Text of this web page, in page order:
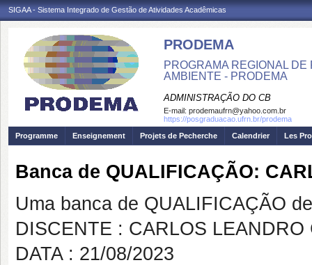
SIGAA - Sistema Integrado de Gestão de Atividades Acadêmicas
PRODEMA
PROGRAMA REGIONAL
AMBIENTE - PRODEMA
ADMINISTRAÇÃO DO CB
E-mail: prodemaufrn@yahoo.com.br
https://posgraduacao.ufrn.br/prodema
Programme
Enseignement Projets de Pecherche Calendrier Les
Banca de QUALIFICAÇÃO:
Uma banca de QUALIFICAÇÃO
DISCENTE : CARLOS LEANDRO
DATA : 21/08/2023